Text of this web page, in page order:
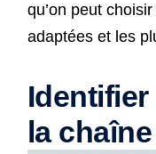
qu’on peut
adaptées et les
la